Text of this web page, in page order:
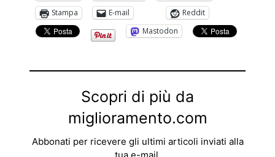
Stampa
E-mail
Reddit
Mastodon
Scopri di più da
miglioramento.com
Abbonati per ricevere gli ultimi articoli inviati alla
tua e-mail.